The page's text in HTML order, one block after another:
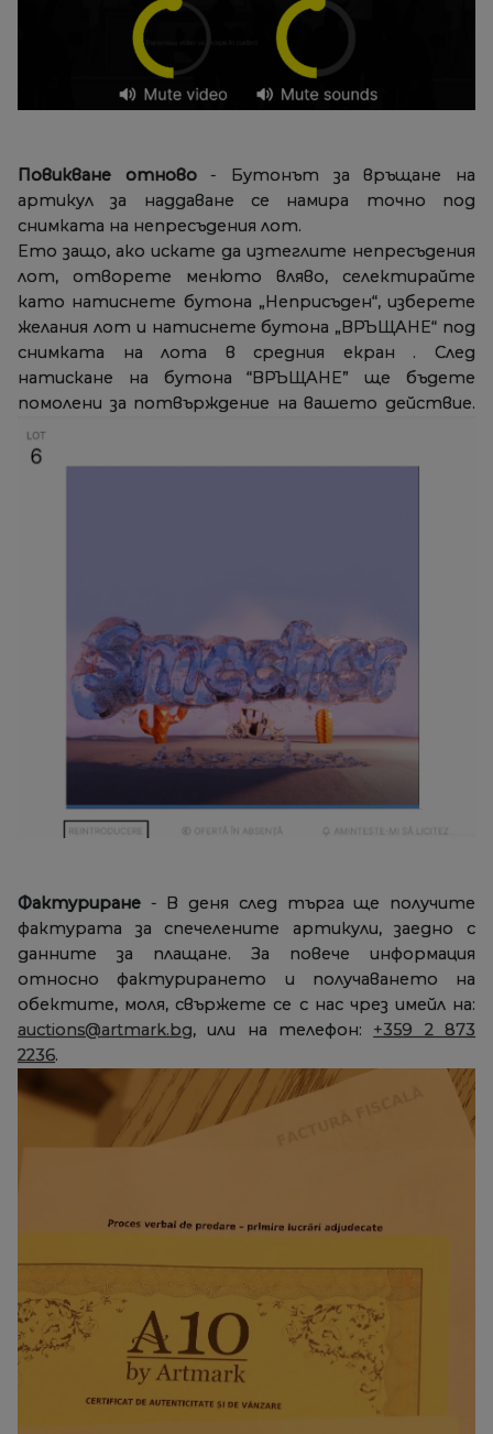
Повикване отново- Бутонът за връщане на
артикул за наддаване се намира точно под
снимката на непресъдения лот.
Ето защо, ако искате да изтеглите непресъдения
лот, отворете менюто вляво, селектирайте
като натиснете бутона „Неприсъден“, изберете
желания лот и натиснете бутона „ВРЪЩАНЕ“ под
снимката на лота в средния екран . След
натискане на бутона “ВРЪЩАНЕ” ще бъдете
помолени за потвърждение на вашето действие.
Фактуриране - В деня след търга ще получите
фактурата за спечелените артикули, заедно с
данните за плащане. За повече информация
относно фактурирането и получаването на
обектите, моля, свържете се с нас чрез имейл на:
auctions@artmark.bg, или на телефон: +359 2 873
2236.